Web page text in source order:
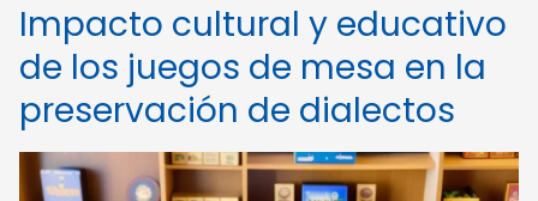
Impacto cultural y educativo
de los juegos de mesa en la
preservación de dialectos